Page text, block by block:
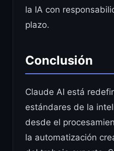
la IA con
plazo.
Conclusión
Claude AI está
estándares de la
desde el
la automatización